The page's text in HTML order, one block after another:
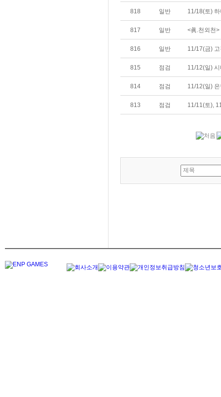
818 일반 11/18(토)
817 일반 <眞.천외천
816 일반 11/17(금)
815 점검 11/12(일)
814 점검 11/12(일)
813 점검 11/11(토),